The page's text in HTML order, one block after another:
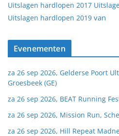
Uitslagen hardlopen 2017
Uitslagen hardlopen 2019 van
Evenementen
za 26 sep 2026, Gelderse Poort
Groesbeek (GE)
za 26 sep 2026, BEAT Running
za 26 sep 2026, Mission Run,
za 26 sep 2026, Hill Repeat